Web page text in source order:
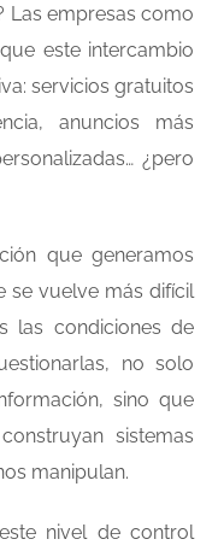
Las empresas como
este intercambio
servicios gratuitos
anuncios más
¿pero
que generamos
se vuelve más difícil
las condiciones de
no solo
sino que
sistemas
manipulan.
nivel de control